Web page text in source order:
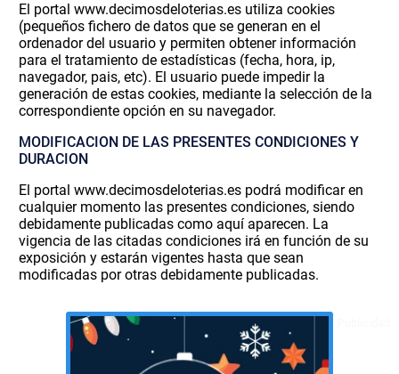
El portal www.decimosdeloterias.es utiliza cookies
(pequeños fichero de datos que se generan en el
ordenador del usuario y permiten obtener información
para el tratamiento de estadísticas (fecha, hora, ip,
navegador, pais, etc). El usuario puede impedir la
generación de estas cookies, mediante la selección de la
correspondiente opción en su navegador.
MODIFICACION DE LAS PRESENTES CONDICIONES Y
DURACION
El portal www.decimosdeloterias.es podrá modificar en
cualquier momento las presentes condiciones, siendo
debidamente publicadas como aquí aparecen. La
vigencia de las citadas condiciones irá en función de su
exposición y estarán vigentes hasta que sean
modificadas por otras debidamente publicadas.